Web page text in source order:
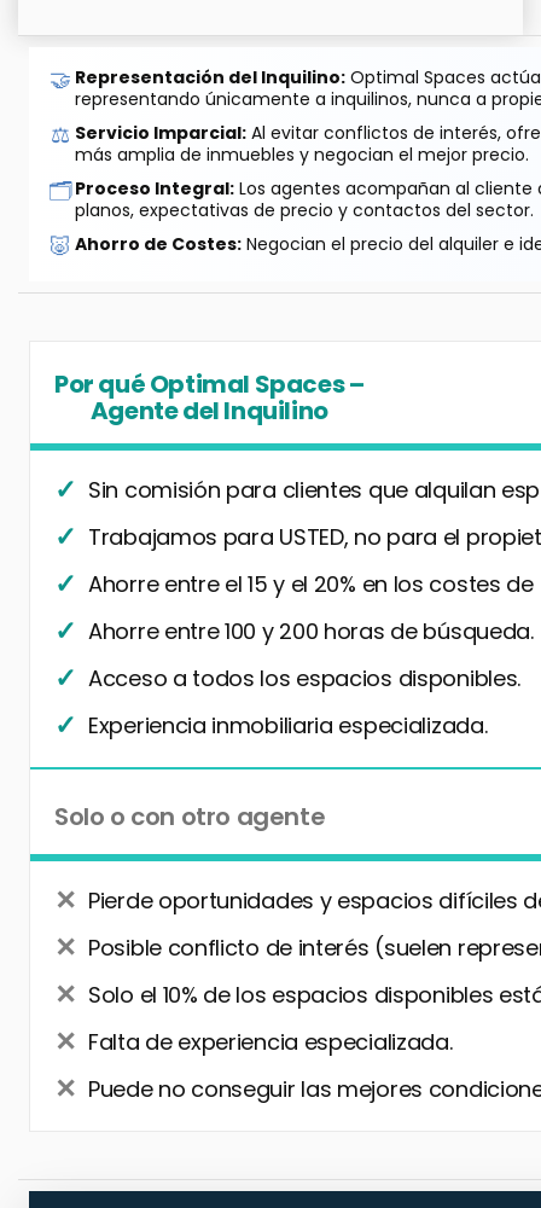
🤝 Representación del Inquilino: Optimal Spaces
representando únicamente a inquilinos, nunca a
⚖️ Servicio Imparcial: Al evitar conflictos de interés,
más amplia de inmuebles y negocian el mejor precio.
🗂️Proceso Integral: Los agentes acompañan al
planos, expectativas de precio y contactos del sector.
🐷 Ahorro de Costes: Negocian el precio del alquiler e
Por qué Optimal Spaces –
Agente del Inquilino
Sin comisión para clientes que alquilan
Trabajamos para USTED, no para el
Ahorre entre el 15 y el 20% en los costes
Ahorre entre 100 y 200 horas de búsqueda.
Acceso a todos los espacios disponibles.
Experiencia inmobiliaria especializada.
Solo o con otro agente
Pierde oportunidades y espacios difíciles
Posible conflicto de interés (suelen
Solo el 10% de los espacios disponibles
Falta de experiencia especializada.
Puede no conseguir las mejores